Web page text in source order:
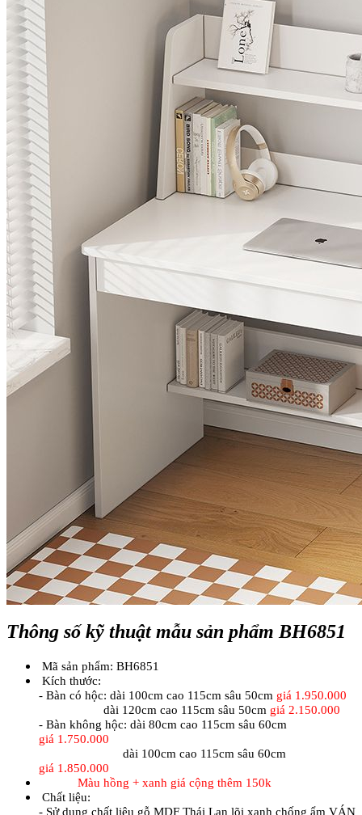
Thông số kỹ thuật mẫu sản phẩm BH6851
Mã sản phẩm: BH6851
Kích thước:
- Bàn có hộc: dài 100cm cao 115cm sâu 50cm giá 1.950.000
dài 120cm cao 115cm sâu 50cm giá 2.150.000
- Bàn không hộc: dài 80cm cao 115cm sâu 60cm
giá 1.750.000
dài 100cm cao 115cm sâu 60cm
giá 1.850.000
Màu hồng + xanh giá cộng thêm 150k
Chất liệu:
- Sử dụng chất liệu gỗ MDF Thái Lan lõi xanh chống ẩm VÁN